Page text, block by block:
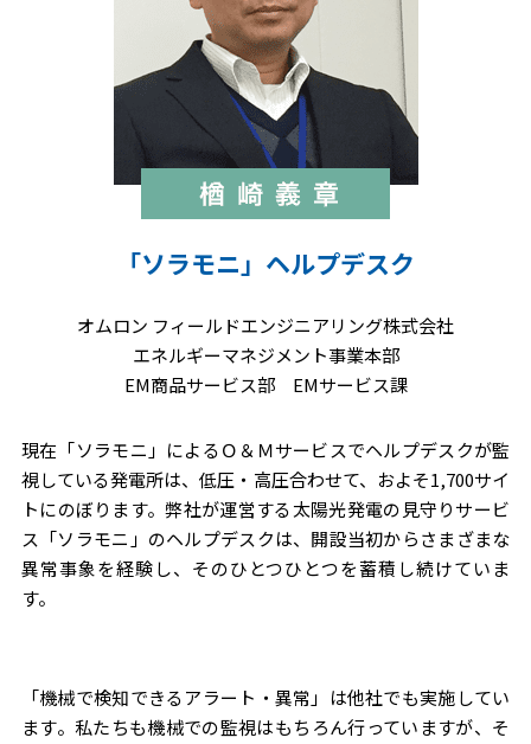
自己
光発
電の
O&M
サー
ビス
ギーの
ソリュ
ーショ
「ソラモニ」ヘルプデスク
オムロン フィールドエンジニアリング株式会社
エネルギーマネジメント事業本部
EM商品サービス部 EMサービス課
現在「ソラモニ」によるＯ＆Ｍサービスでヘルプデスクが監
視している発電所は、低圧・高圧合わせて、およそ1,700サイ
トにのぼります。弊社が運営する太陽光発電の見守りサービ
ス「ソラモニ」のヘルプデスクは、開設当初からさまざまな
異常事象を経験し、そのひとつひとつを蓄積し続けていま
す。
「機械で検知できるアラート・異常」は他社でも実施してい
ます。私たちも機械での監視はもちろん行っていますが、そ